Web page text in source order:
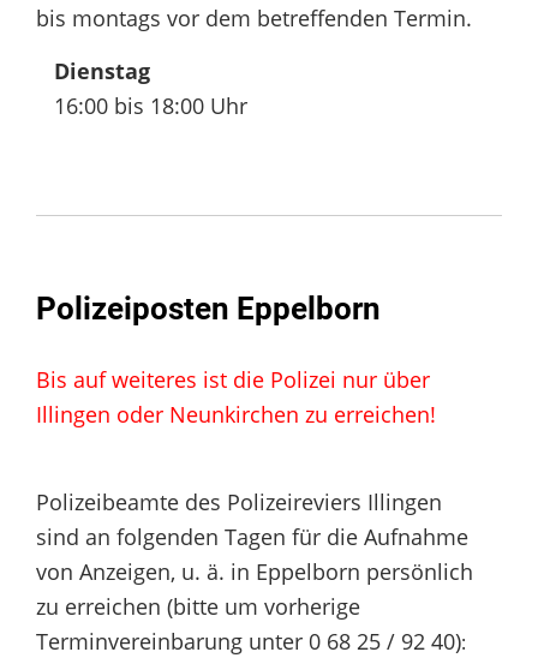
bis montags vor dem betreffenden Termin.
Dienstag
16:00 bis 18:00 Uhr
Polizeiposten Eppelborn
Bis auf weiteres ist die Polizei nur über
Illingen oder Neunkirchen zu erreichen!
Polizeibeamte des Polizeireviers Illingen
sind an folgenden Tagen für die Aufnahme
von Anzeigen, u. ä. in Eppelborn persönlich
zu erreichen (bitte um vorherige
Terminvereinbarung unter 0 68 25 / 92 40):